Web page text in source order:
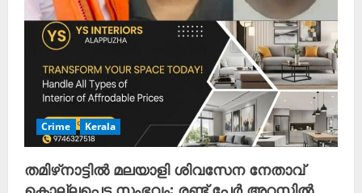
Crime Kerala
തമിഴ്‌നാട്ടിൽ മലയാളി ശിവസേന നേതാവ്
കൊല്ലപ്പെട്ട സംഭവം: രണ്ട് പേർ അറസ്റ്റിൽ